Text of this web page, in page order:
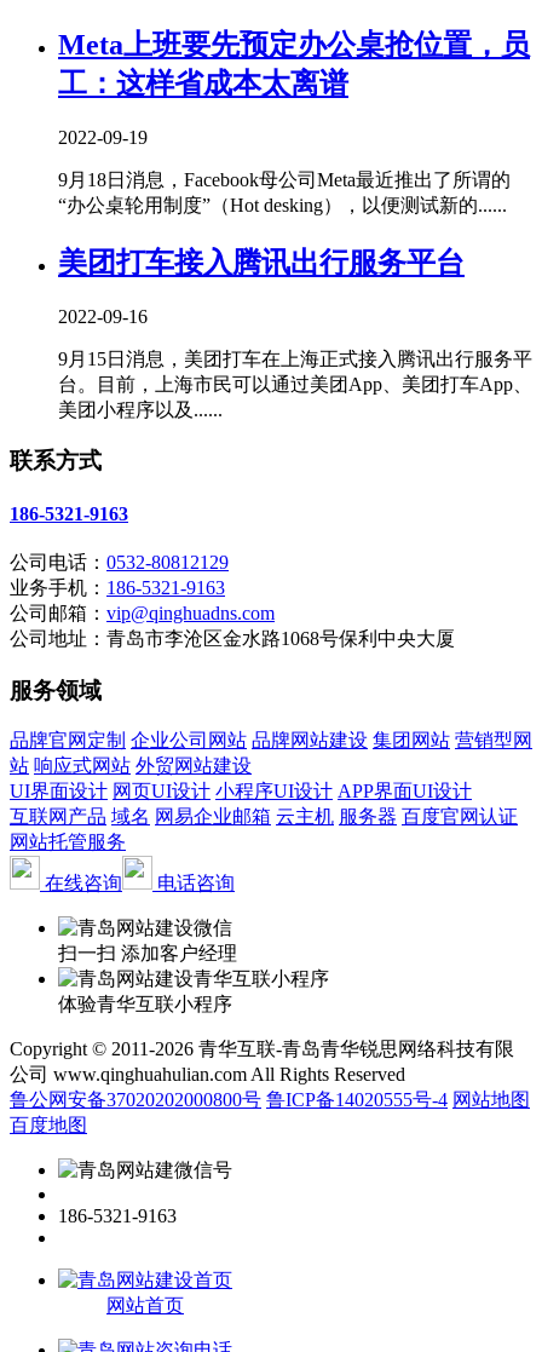
Meta上班要先预定办公桌抢位置，员
工：这样省成本太离谱
2022-09-19
9月18日消息，Facebook母公司Meta最近推出了所谓的
“办公桌轮用制度”（Hot desking），以便测试新的......
美团打车接入腾讯出行服务平台
2022-09-16
9月15日消息，美团打车在上海正式接入腾讯出行服务平
台。目前，上海市民可以通过美团App、美团打车App、
美团小程序以及......
联系方式
186-5321-9163
公司电话： 0532-80812129
业务手机： 186-5321-9163
公司邮箱： vip@qinghuadns.com
公司地址：青岛市李沧区金水路1068号保利中央大厦
服务领域
品牌官网定制 企业公司网站 品牌网站建设 集团网站 营销型网
站 响应式网站 外贸网站建设
UI界面设计 网页UI设计 小程序UI设计 APP界面UI设计
互联网产品 域名 网易企业邮箱 云主机 服务器 百度官网认证
网站托管服务
在线咨询
电话咨询
扫一扫 添加客户经理
体验青华互联小程序
Copyright © 2011-2026 青华互联-青岛青华锐思网络科技有限
公司 www.qinghuahulian.com All Rights Reserved
鲁公网安备37020202000800号 鲁ICP备14020555号-4 网站地图
百度地图
186-5321-9163
网站首页